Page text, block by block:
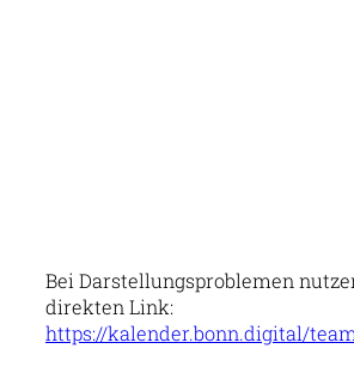
Bei Darstellungsproblemen
direkten Link:
https://kalender.bonn.digital/